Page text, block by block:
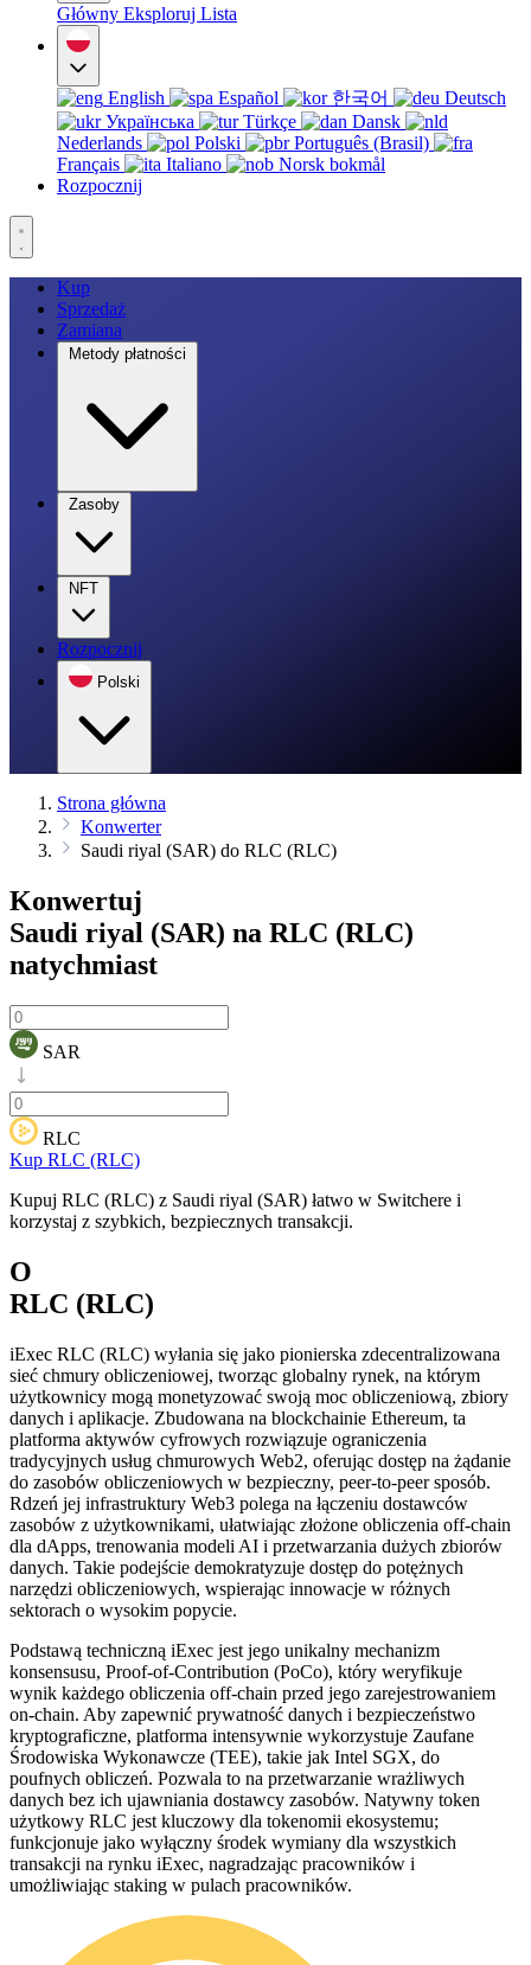
Główny Eksploruj Lista
English Español 한국어
Deutsch
Українська
Türkçe
Dansk
Nederlands
Polski
Português (Brasil)
Français
Italiano
Norsk bokmål
Rozpocznij
Kup
Sprzedaż
Zamiana
Metody płatności
Zasoby
NFT
Rozpocznij
Polski
Strona główna
Konwerter
Saudi riyal (SAR) do RLC (RLC)
Konwertuj
Saudi riyal (SAR) na RLC (RLC)
natychmiast
SAR
RLC
Kup RLC (RLC)
Kupuj RLC (RLC) z Saudi riyal (SAR) łatwo w Switchere i
korzystaj z szybkich, bezpiecznych transakcji.
O
RLC (RLC)
iExec RLC (RLC) wyłania się jako pionierska zdecentralizowana
sieć chmury obliczeniowej, tworząc globalny rynek, na którym
użytkownicy mogą monetyzować swoją moc obliczeniową, zbiory
danych i aplikacje. Zbudowana na blockchainie Ethereum, ta
platforma aktywów cyfrowych rozwiązuje ograniczenia
tradycyjnych usług chmurowych Web2, oferując dostęp na żądanie
do zasobów obliczeniowych w bezpieczny, peer-to-peer sposób.
Rdzeń jej infrastruktury Web3 polega na łączeniu dostawców
zasobów z użytkownikami, ułatwiając złożone obliczenia off-chain
dla dApps, trenowania modeli AI i przetwarzania dużych zbiorów
danych. Takie podejście demokratyzuje dostęp do potężnych
narzędzi obliczeniowych, wspierając innowacje w różnych
sektorach o wysokim popycie.
Podstawą techniczną iExec jest jego unikalny mechanizm
konsensusu, Proof-of-Contribution (PoCo), który weryfikuje
wynik każdego obliczenia off-chain przed jego zarejestrowaniem
on-chain. Aby zapewnić prywatność danych i bezpieczeństwo
kryptograficzne, platforma intensywnie wykorzystuje Zaufane
Środowiska Wykonawcze (TEE), takie jak Intel SGX, do
poufnych obliczeń. Pozwala to na przetwarzanie wrażliwych
danych bez ich ujawniania dostawcy zasobów. Natywny token
użytkowy RLC jest kluczowy dla tokenomii ekosystemu;
funkcjonuje jako wyłączny środek wymiany dla wszystkich
transakcji na rynku iExec, nagradzając pracowników i
umożliwiając staking w pulach pracowników.